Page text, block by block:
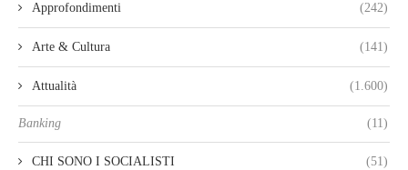
Approfondimenti (242)
Arte & Cultura (141)
Attualità (1.600)
Banking (11)
CHI SONO I SOCIALISTI (51)